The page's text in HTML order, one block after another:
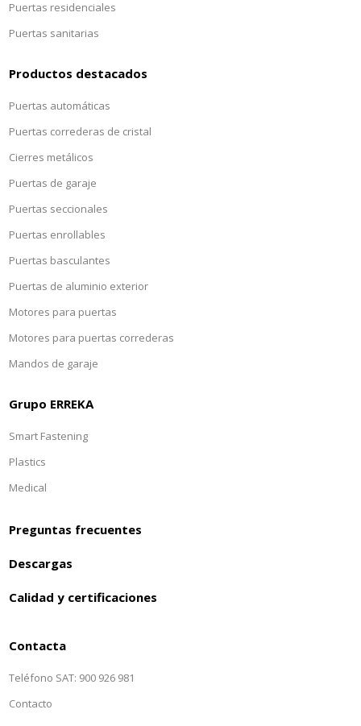
Puertas residenciales
Puertas sanitarias
Productos destacados
Puertas automáticas
Puertas correderas de cristal
Cierres metálicos
Puertas de garaje
Puertas seccionales
Puertas enrollables
Puertas basculantes
Puertas de aluminio exterior
Motores para puertas
Motores para puertas correderas
Mandos de garaje
Grupo ERREKA
Smart Fastening
Plastics
Medical
Preguntas frecuentes
Descargas
Calidad y certificaciones
Contacta
Teléfono SAT: 900 926 981
Contacto